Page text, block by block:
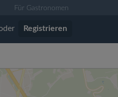
Für Gastronomen
Registrieren